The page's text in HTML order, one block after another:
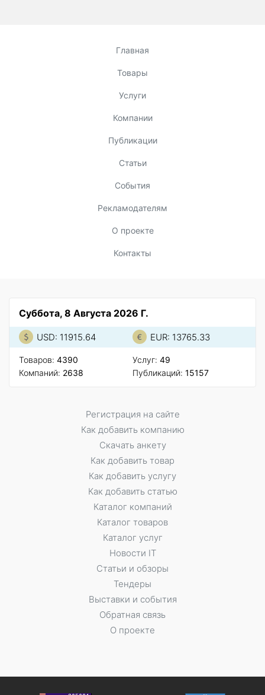
Главная
Товары
Услуги
Компании
Публикации
Статьи
События
Рекламодателям
О проекте
Контакты
Суббота, 8 Августа 2026 Г.
USD: 11915.64 EUR: 13765.33
Товаров: 4390
Компаний: 2638
Услуг: 49
Публикаций: 15157
Регистрация на сайте
Как добавить компанию
Скачать анкету
Как добавить товар
Как добавить услугу
Как добавить статью
Каталог компаний
Каталог товаров
Каталог услуг
Новости IT
Статьи и обзоры
Тендеры
Выставки и события
Обратная связь
О проекте